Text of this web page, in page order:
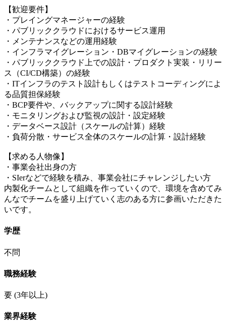
【歓迎要件】
・プレイングマネージャーの経験
・パブリッククラウドにおけるサービス運用
・メンテナンスなどの運用経験
・インフラマイグレーション・DBマイグレーションの経験
・パブリッククラウド上での設計・プロダクト実装・リリー
ス（CI/CD構築）の経験
・ITインフラのテスト設計もしくはテストコーディングによ
る品質担保経験
・BCP要件や、バックアップに関する設計経験
・モニタリングおよび監視の設計・設定経験
・データベース設計（スケールの計算）経験
・負荷分散・サービス全体のスケールの計算・設計経験
【求める人物像】
・事業会社出身の方
・SIerなどで経験を積み、事業会社にチャレンジしたい方
内製化チームとして組織を作っていくので、環境を含めてみ
んなでチームを盛り上げていく志のある方に参画いただきた
いです。
学歴
不問
職務経験
要 (3年以上)
業界経験